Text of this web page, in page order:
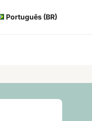
Português (BR)